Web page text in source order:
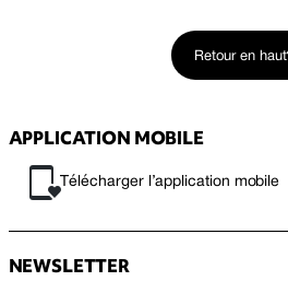
Retour en haut
APPLICATION MOBILE
Télécharger l’application mobile
NEWSLETTER